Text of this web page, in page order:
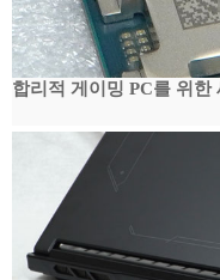
합리적 게이밍 PC를 위한